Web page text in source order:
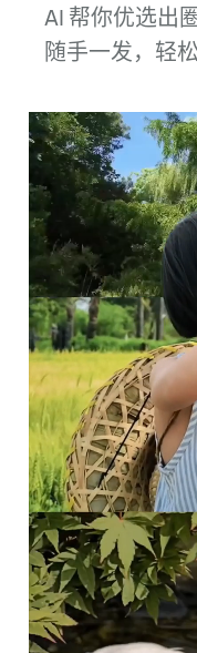
AI 帮你优选出
随⁠手一发，轻